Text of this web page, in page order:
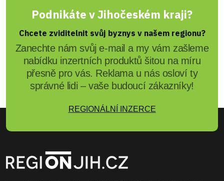
Podnikáte v Jihočeském kraji?
Chcete zviditelnit svůj byznys v našem regionu?
Zanechte nám svůj e-mail a my vám zašleme
nabídku inzertních produktů šitou na míru
přesně pro vás. Reklama u nás osloví ty
správné lidi – vaše budoucí zákazníky!
REGIONÁLNÍ INZERCE